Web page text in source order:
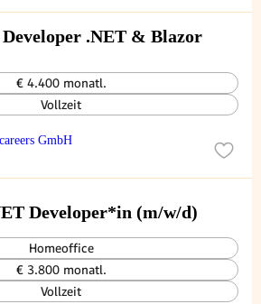
.NET & Blazor
€ 4.400 monatl.
Vollzeit
GmbH
Developer*in (m/w/d)
Homeoffice
€ 3.800 monatl.
Vollzeit